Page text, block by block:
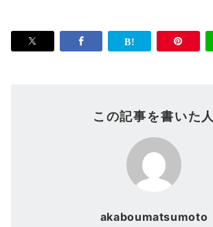
この記事を書いた人
akaboumatsumoto